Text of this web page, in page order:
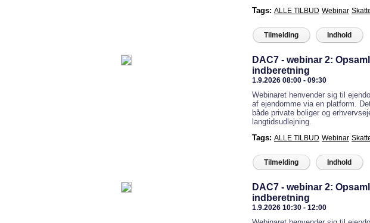
Tags: ALLE TILBUD Webinar
Tilmelding Indhold
DAC7 - webinar 2:
indberetning
1.9.2026 08:00 - 09:30
Webinaret henvender sig til
af ejendomme via en platform.
både private boliger og
langtidsudlejning.
Tags: ALLE TILBUD Webinar
Tilmelding Indhold
DAC7 - webinar 2:
indberetning
1.9.2026 10:30 - 12:00